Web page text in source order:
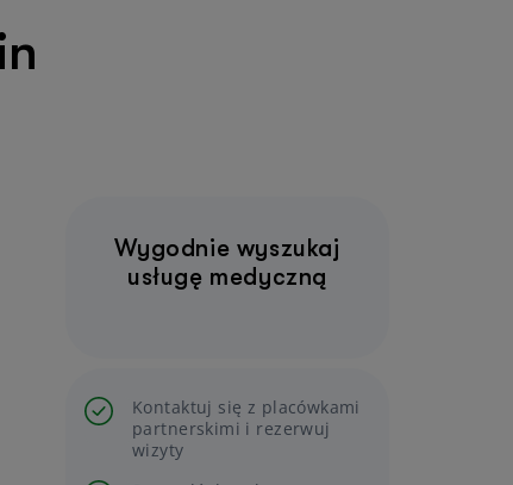
Wygodnie wyszukaj
usługę medyczną
Kontaktuj się z placówkami
partnerskimi i rezerwuj
wizyty